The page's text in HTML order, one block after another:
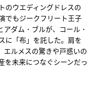
のウエディングドレスの
でもジークフリート王子
ダム・ブルが、コール・
に「布」を託した。肩を
エルメスの驚きや戸惑いの
を未来につなぐシーンだっ